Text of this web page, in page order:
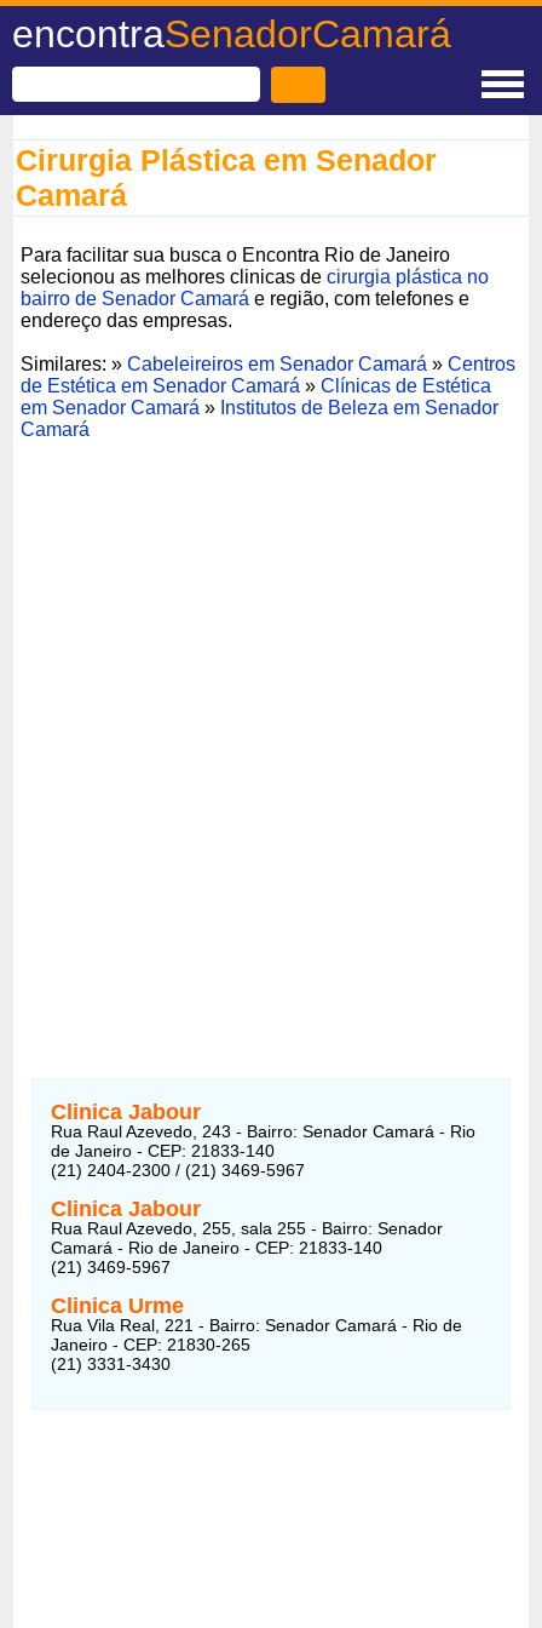
encontraSenadorCamará
Cirurgia Plástica em Senador
Camará
Para facilitar sua busca o Encontra Rio de Janeiro
selecionou as melhores clinicas decirurgia plástica no
bairro de Senador Camará e região, com telefones e
endereço das empresas.
Similares: »Cabeleireiros em Senador Camará »Centros
de Estética em Senador Camará »Clínicas de Estética
em Senador Camará » Institutos de Beleza em Senador
Camará
Clinica Jabour
Rua Raul Azevedo, 243 - Bairro: Senador Camará - Rio
de Janeiro - CEP: 21833-140
(21) 2404-2300 / (21) 3469-5967
Clinica Jabour
Rua Raul Azevedo, 255, sala 255 - Bairro: Senador
Camará - Rio de Janeiro - CEP: 21833-140
(21) 3469-5967
Clinica Urme
Rua Vila Real, 221 - Bairro: Senador Camará - Rio de
Janeiro - CEP: 21830-265
(21) 3331-3430